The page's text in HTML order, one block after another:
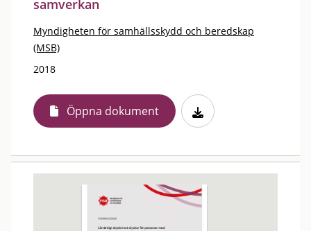
samverkan
Myndigheten för samhällsskydd och beredskap
(MSB)
2018
Öppna dokument